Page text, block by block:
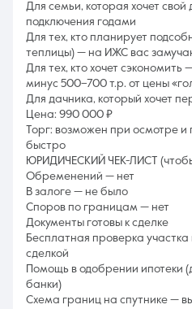
Для семьи, которая хочет
подключения годами
Для тех, кто планирует
теплицы) — на ИЖС вас
Для тех, кто хочет сэкономить
минус 500–700 т.р. от цены
Для дачника, который хочет
Цена: 990 000 ₽
Торг: возможен при осмотре и
быстро
ЮРИДИЧЕСКИЙ ЧЕК-ЛИСТ
Обременений — нет
В залоге — не было
Споров по границам — нет
Документы готовы к сделке
Бесплатная проверка
сделкой
Помощь в одобрении ипотеки
банки)
Схема границ на спутнике —